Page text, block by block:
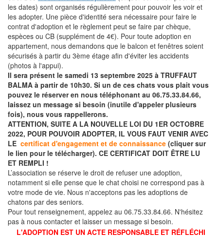
les dates) sont organisés régulièrement pour pouvoir les voir et
les adopter. Une pièce d'identité sera nécessaire pour faire le
contrat d'adoption et le règlement peut se faire par chèque,
espèces ou CB (supplément de 4€). Pour toute adoption en
appartement, nous demandons que le balcon et fenêtres soient
sécurisés à partir du 3ème étage afin d'éviter les accidents
(photos à l'appui).
Il sera présent le samedi 13 septembre 2025 à TRUFFAUT
BALMA à partir de 10h30. Si un de ces chats vous plait vous
pouvez le réserver en nous téléphonant au 06.75.33.84.66,
laissez un message si besoin (inutile d'appeler plusieurs
fois), nous vous rappellerons.
ATTENTION, SUITE A LA NOUVELLE LOI DU 1ER OCTOBRE
2022, POUR POUVOIR ADOPTER, IL VOUS FAUT VENIR AVEC
LE certificat d'engagement et de connaissance (cliquer sur
le lien pour le télécharger). CE CERTIFICAT DOIT ÊTRE LU
ET REMPLI !
L’association se réserve le droit de refuser une adoption,
notamment si elle pense que le chat choisi ne correspond pas à
votre mode de vie. Nous n'acceptons pas les adoptions de
chatons par des seniors.
Pour tout renseignement, appelez au 06.75.33.84.66. N'hésitez
pas à nous contacter et laisser un message si besoin.
L'ADOPTION EST UN ACTE RESPONSABLE ET RÉFLÉCHI